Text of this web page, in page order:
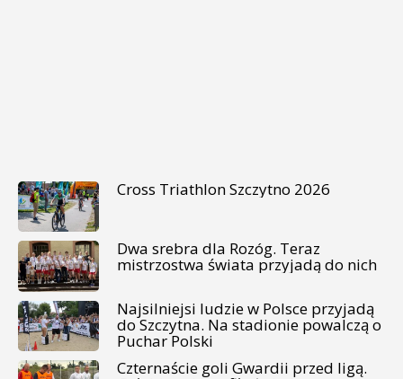
Cross Triathlon Szczytno 2026
Dwa srebra dla Rozóg. Teraz
mistrzostwa świata przyjadą do nich
Najsilniejsi ludzie w Polsce przyjadą
do Szczytna. Na stadionie powalczą o
Puchar Polski
Czternaście goli Gwardii przed ligą.